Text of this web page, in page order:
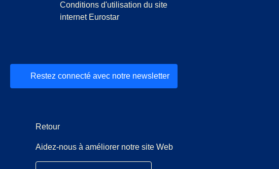
Conditions d'utilisation du site
internet Eurostar
Restez connecté avec notre newsletter
Retour
Aidez-nous à améliorer notre site Web